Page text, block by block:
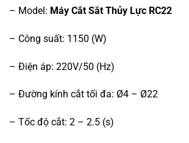
– Model: Máy Cắt Sắt Thủy Lực RC22
– Công suất: 1150 (W)
– Điện áp: 220V/50 (Hz)
– Đường kính cắt tối đa: Ø4 – Ø22
– Tốc độ cắt: 2 – 2.5 (s)